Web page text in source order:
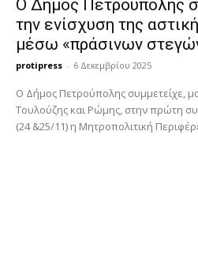
Ο Δήμος Πετρούπολης
την ενίσχυση της
μέσω «πράσινων
protipress - 6 Δεκεμβρίου 2025
Ο Δήμος Πετρούπολης συμμετείχε,
Τουλούζης και Ρώμης, στην πρώτη
(24 &25/11) η Μητροπολιτική